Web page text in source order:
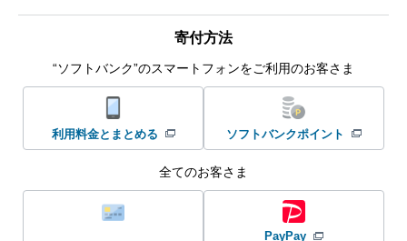
注目の団体をみる
団体を探す
寄付方法
“ソフトバンク”のスマートフォンをご利用のお客さま
利用料金とまとめる ソフトバンクポイント
全てのお客さま
PayPay